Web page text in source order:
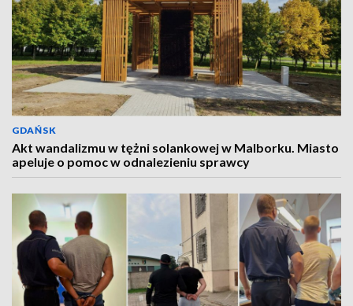
GDAŃSK
Akt wandalizmu w tężni solankowej w Malborku. Miasto
apeluje o pomoc w odnalezieniu sprawcy